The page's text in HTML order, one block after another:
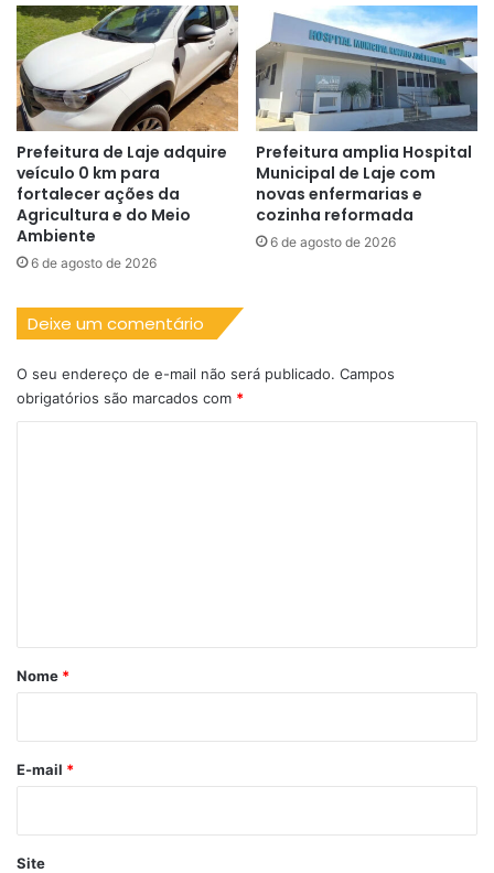
Prefeitura de Laje adquire
veículo 0 km para
fortalecer ações da
Agricultura e do Meio
Ambiente
6 de agosto de 2026
Prefeitura amplia Hospital
Municipal de Laje com
novas enfermarias e
cozinha reformada
6 de agosto de 2026
Deixe um comentário
O seu endereço de e-mail não será publicado. Campos
obrigatórios são marcados com *
r
*
Nome *
E-mail *
Site